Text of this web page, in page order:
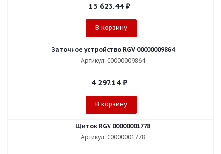
13 623.44₽
В корзину
Заточное устройство RGV 00000009864
Артикул: 00000009864
4 297.14₽
В корзину
Щиток RGV 00000001778
Артикул: 00000001778